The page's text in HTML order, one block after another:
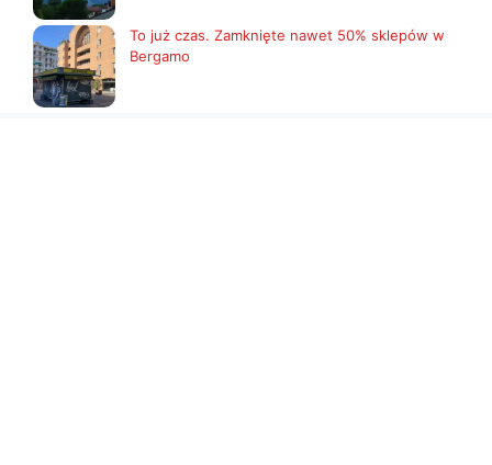
To już czas. Zamknięte nawet 50% sklepów w
Bergamo